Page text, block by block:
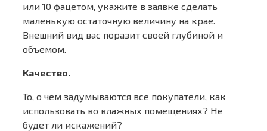
или 10 фацетом, укажите в заявке сделать
маленькую остаточную величину на крае.
Внешний вид вас поразит своей глубиной и
объемом.
Качество.
То, о чем задумываются все покупатели, как
использовать во влажных помещениях? Не
будет ли искажений?